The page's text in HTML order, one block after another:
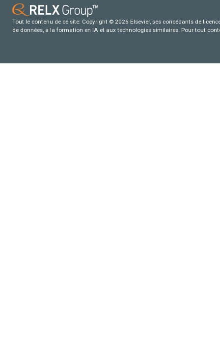
Tout le contenu de ce site: Copyright © 2026 Elsevier, ses concédants de
de données, a la formation en IA et aux technologies similaires. Pour tout